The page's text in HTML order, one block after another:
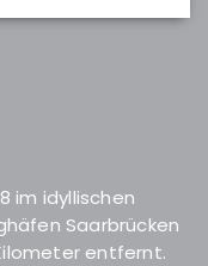
im idyllischen
Saarbrücken
entfernt.